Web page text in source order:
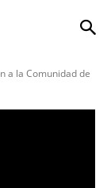
a la Comunidad de